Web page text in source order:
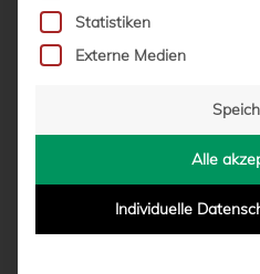
GUIDECOM
vonMoritz Schwegmann|
Statistiken
Externe Medien
Alle
Individuelle